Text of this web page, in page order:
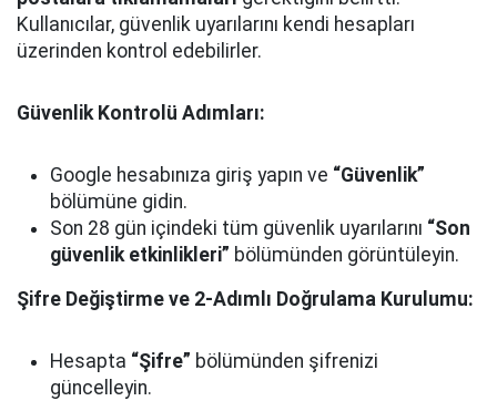
Kullanıcılar, güvenlik uyarılarını kendi hesapları
üzerinden kontrol edebilirler.
Güvenlik Kontrolü Adımları:
Google hesabınıza giriş yapın ve “Güvenlik”
bölümüne gidin.
Son 28 gün içindeki tüm güvenlik uyarılarını “Son
güvenlik etkinlikleri” bölümünden görüntüleyin.
Şifre Değiştirme ve 2-Adımlı Doğrulama Kurulumu:
Hesapta “Şifre” bölümünden şifrenizi
güncelleyin.